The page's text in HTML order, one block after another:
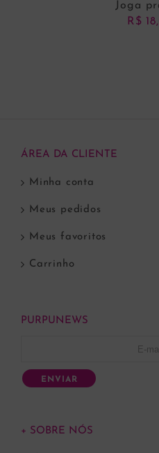
Joga
R$
ÁREA DA CLIENTE
Minha conta
Meus pedidos
Meus favoritos
Carrinho
PURPUNEWS
ENVIAR
+ SOBRE NÓS